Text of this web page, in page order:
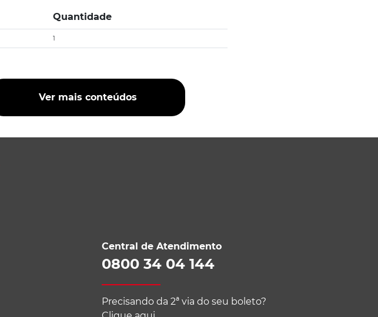
Quantidade
1
Ver mais conteúdos
Central de Atendimento
0800 34 04 144
Precisando da 2ª via do seu boleto?